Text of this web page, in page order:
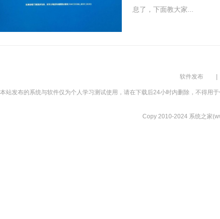
息了，下面教大家...
软件发布
本站发布的系统与软件仅为个人学习测试使用，请在下载后24小时内删除，不得用
Copy 2010-2024 系统之家